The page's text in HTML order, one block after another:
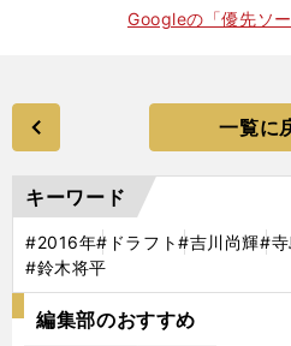
Googleの「優先ソ
一覧に
キーワード
#2016年#ドラフト#吉川尚輝#寺
#鈴木将平
編集部のおすすめ